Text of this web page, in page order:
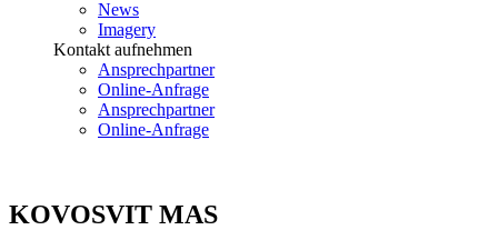
News
Imagery
Kontakt aufnehmen
Ansprechpartner
Online-Anfrage
Ansprechpartner
Online-Anfrage
KOVOSVIT MAS